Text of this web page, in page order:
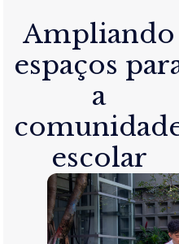
Ampliando
espaços
a
escolar